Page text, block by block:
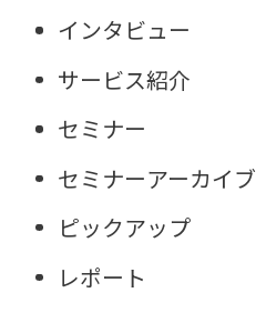
インタビュー
サービス紹介
セミナー
セミナーアーカイブ
ピックアップ
レポート